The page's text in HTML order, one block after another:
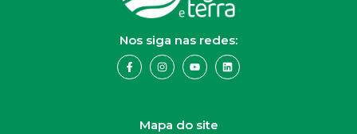
Nos siga nas redes:
Mapa do site